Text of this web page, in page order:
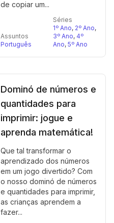
de copiar um...
Assuntos
Português
Séries
1º Ano, 2º Ano,
3º Ano, 4º
Ano, 5º Ano
Dominó de números e
quantidades para
imprimir: jogue e
aprenda matemática!
Que tal transformar o
aprendizado dos números
em um jogo divertido? Com
o nosso dominó de números
e quantidades para imprimir,
as crianças aprendem a
fazer...